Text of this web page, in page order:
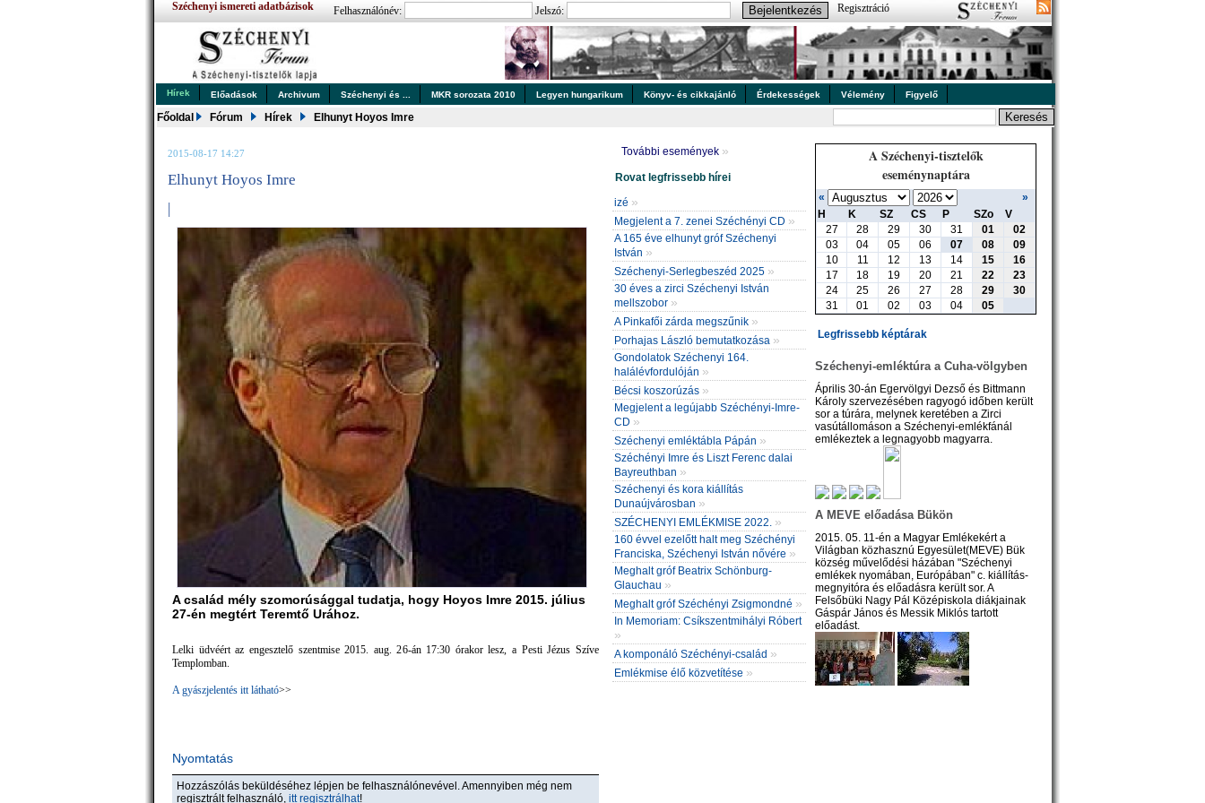
Széchenyi ismereti adatbázisok Felhasználónév: Jelszó: Regisztráció
Hírek Előadások Archivum Széchenyi és ... MKR sorozata 2010 Legyen hungarikum Könyv- és cikkajánló Érdekességek Vélemény Figyelő
Főoldal Fórum Hírek Elhunyt Hoyos Imre
2015-08-17 14:27
Elhunyt Hoyos Imre
|
A család mély szomorúsággal tudatja, hogy Hoyos Imre 2015. július
27-én megtért Teremtő Urához.
Lelki üdvéért az engesztelő szentmise 2015. aug. 26-án 17:30 órakor lesz, a Pesti Jézus Szíve
Templomban.
A gyászjelentés itt látható>>
Nyomtatás
Hozzászólás beküldéséhez lépjen be felhasználónevével. Amennyiben még nem
regisztrált felhasználó, itt regisztrálhat!
További események »
Rovat legfrissebb hírei
izé »
Megjelent a 7. zenei Széchényi CD »
A 165 éve elhunyt gróf Széchenyi
István »
Széchenyi-Serlegbeszéd 2025 »
30 éves a zirci Széchenyi István
mellszobor »
A Pinkafői zárda megszűnik »
Porhajas László bemutatkozása »
Gondolatok Széchenyi 164.
halálévfordulóján »
Bécsi koszorúzás »
Megjelent a legújabb Széchényi-Imre-
CD »
Széchenyi emléktábla Pápán »
Széchényi Imre és Liszt Ferenc dalai
Bayreuthban »
Széchenyi és kora kiállítás
Dunaújvárosban »
SZÉCHENYI EMLÉKMISE 2022. »
160 évvel ezelőtt halt meg Széchényi
Franciska, Széchenyi István nővére »
Meghalt gróf Beatrix Schönburg-
Glauchau »
Meghalt gróf Széchényi Zsigmondné »
In Memoriam: Csíkszentmihályi Róbert
»
A komponáló Széchényi-család »
Emlékmise élő közvetítése »
A Széchenyi-tisztelők
eseménynaptára
«
»
H
K SZ CS P SZo
V
27
28 29 30 31 01
02
03
04 05 06 07 08
09
10
11 12 13 14 15
16
17
18 19 20 21 22
23
24
25 26 27 28 29
30
31
01 02 03 04 05
Legfrissebb képtárak
Széchenyi-emléktúra a Cuha-völgyben
Április 30-án Egervölgyi Dezső és Bittmann
Károly szervezésében ragyogó időben került
sor a túrára, melynek keretében a Zirci
vasútállomáson a Széchenyi-emlékfánál
emlékeztek a legnagyobb magyarra.
A MEVE előadása Bükön
2015. 05. 11-én a Magyar Emlékekért a
Világban közhasznú Egyesület(MEVE) Bük
község művelődési házában "Széchenyi
emlékek nyomában, Európában" c. kiállítás-
megnyitóra és előadásra került sor. A
Felsőbüki Nagy Pál Középiskola diákjainak
Gáspár János és Messik Miklós tartott
előadást.